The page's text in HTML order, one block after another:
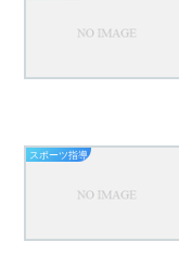
スポーツ指導